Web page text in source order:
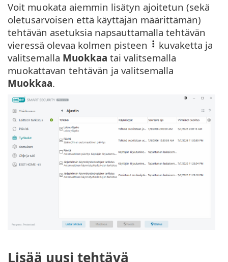
Voit muokata aiemmin lisätyn ajoitetun (sekä
oletusarvoisen että käyttäjän määrittämän)
tehtävän asetuksia napsauttamalla tehtävän
vieressä olevaa kolmen pisteen
kuvaketta ja
valitsemalla Muokkaa tai valitsemalla
muokattavan tehtävän ja valitsemalla
Muokkaa.
Lisää uusi tehtävä